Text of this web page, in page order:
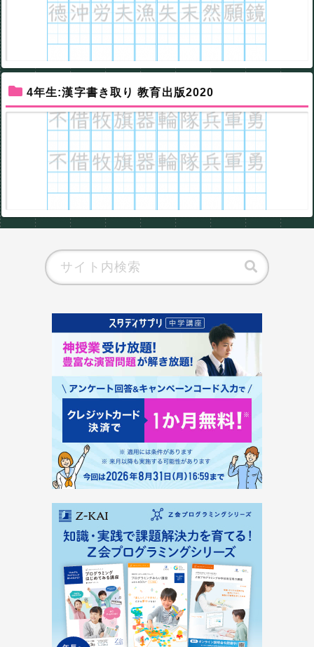
4年生:漢字書き取り 教育出版2020